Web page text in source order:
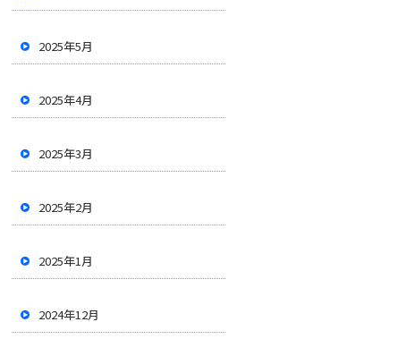
2025年5月
2025年4月
2025年3月
2025年2月
2025年1月
2024年12月